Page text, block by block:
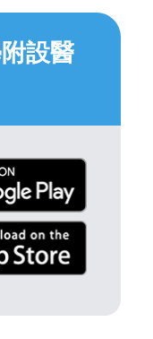
設醫